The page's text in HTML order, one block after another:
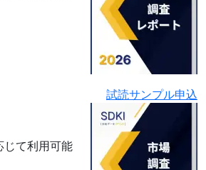
試読サンプル申込
じて利用可能